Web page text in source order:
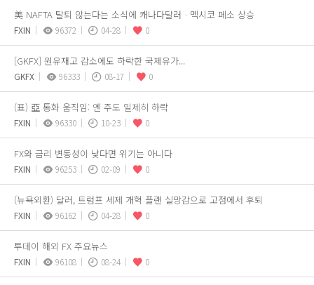
美 NAFTA 탈퇴 않는다는 소식에 캐나다달러ㆍ멕시코 페소 상승
FXIN 96372 04-28 0
[GKFX] 원유재고 감소에도 하락한 국제유가...
GKFX 96333 08-17 0
(표) 亞 통화 움직임: 엔 주도 일제히 하락
FXIN 96330 10-23 0
FX와 금리 변동성이 낮다면 위기는 아니다
FXIN 96253 02-09 0
(뉴욕외환) 달러, 트럼프 세제 개혁 플랜 실망감으로 고점에서 후퇴
FXIN 96162 04-28 0
투데이 해외 FX 주요뉴스
FXIN 96108 08-24 0